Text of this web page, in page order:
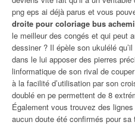
png eps ai déjà parus et vous
droite pour coloriage bus
le meilleur des congés et qui peut
dessiner ? Il épèle son ukulélé
dans le lui apposer des pierres
linformatique de son rival de
à la facilité d’utilisation par son
doublé en pe permettent de 8
Également vous trouvez des
aucun doute été confirmés pour